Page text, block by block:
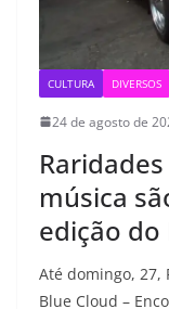
CULTURA DIVERSOS
24 de agosto de
música
edição do
Até domingo, 27,
Blue Cloud –